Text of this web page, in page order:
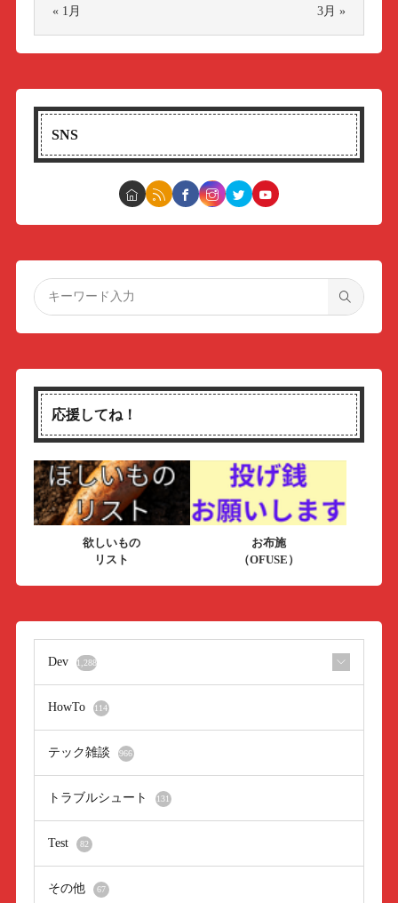
« 1月 3月 »
SNS
応援してね！
欲しいもの
リスト
お布施
（OFUSE）
Dev 1,288
HowTo 114
テック雑談 966
トラブルシュート 131
Test 82
その他 67